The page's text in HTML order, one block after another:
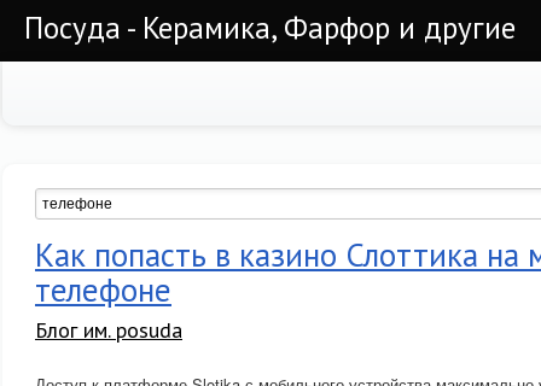
Посуда - Керамика, Фарфор и другие
Как попасть в казино Слоттика на
телефоне
Блог им. posuda